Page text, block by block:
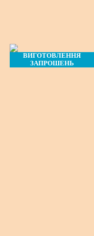
ВИГОТОВЛЕННЯ
ЗАПРОШЕНЬ